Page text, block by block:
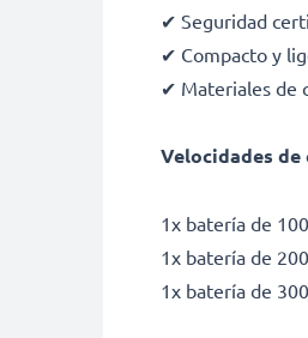
✔ Seguridad
✔ Compacto y
✔ Materiales de
Velocidades de
1x batería de
1x batería de
1x batería de